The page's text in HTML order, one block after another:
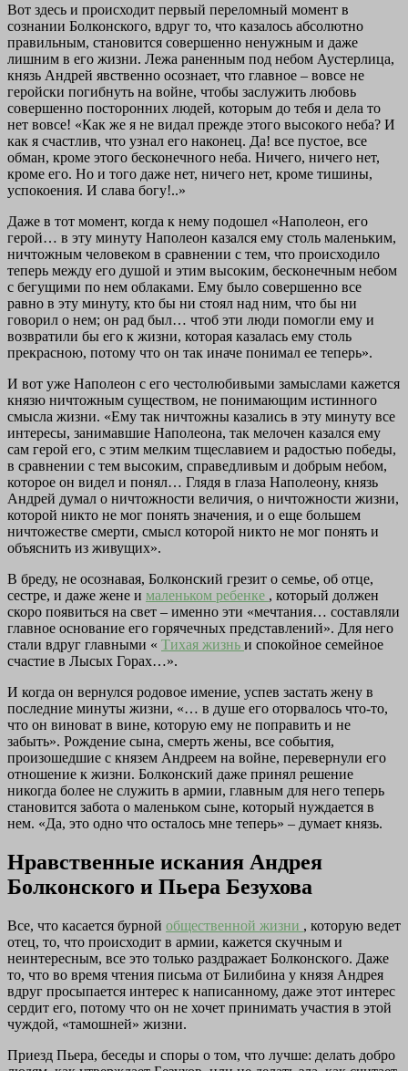
Вот здесь и происходит первый переломный момент в
сознании Болконского, вдруг то, что казалось абсолютно
правильным, становится совершенно ненужным и даже
лишним в его жизни. Лежа раненным под небом Аустерлица,
князь Андрей явственно осознает, что главное – вовсе не
геройски погибнуть на войне, чтобы заслужить любовь
совершенно посторонних людей, которым до тебя и дела то
нет вовсе! «Как же я не видал прежде этого высокого неба? И
как я счастлив, что узнал его наконец. Да! все пустое, все
обман, кроме этого бесконечного неба. Ничего, ничего нет,
кроме его. Но и того даже нет, ничего нет, кроме тишины,
успокоения. И слава богу!..»
Даже в тот момент, когда к нему подошел «Наполеон, его
герой… в эту минуту Наполеон казался ему столь маленьким,
ничтожным человеком в сравнении с тем, что происходило
теперь между его душой и этим высоким, бесконечным небом
с бегущими по нем облаками. Ему было совершенно все
равно в эту минуту, кто бы ни стоял над ним, что бы ни
говорил о нем; он рад был… чтоб эти люди помогли ему и
возвратили бы его к жизни, которая казалась ему столь
прекрасною, потому что он так иначе понимал ее теперь».
И вот уже Наполеон с его честолюбивыми замыслами кажется
князю ничтожным существом, не понимающим истинного
смысла жизни. «Ему так ничтожны казались в эту минуту все
интересы, занимавшие Наполеона, так мелочен казался ему
сам герой его, с этим мелким тщеславием и радостью победы,
в сравнении с тем высоким, справедливым и добрым небом,
которое он видел и понял… Глядя в глаза Наполеону, князь
Андрей думал о ничтожности величия, о ничтожности жизни,
которой никто не мог понять значения, и о еще большем
ничтожестве смерти, смысл которой никто не мог понять и
объяснить из живущих».
В бреду, не осознавая, Болконский грезит о семье, об отце,
сестре, и даже жене и маленьком ребенке , который должен
скоро появиться на свет – именно эти «мечтания… составляли
главное основание его горячечных представлений». Для него
стали вдруг главными « Тихая жизнь и спокойное семейное
счастие в Лысых Горах…».
И когда он вернулся родовое имение, успев застать жену в
последние минуты жизни, «… в душе его оторвалось что-то,
что он виноват в вине, которую ему не поправить и не
забыть». Рождение сына, смерть жены, все события,
произошедшие с князем Андреем на войне, перевернули его
отношение к жизни. Болконский даже принял решение
никогда более не служить в армии, главным для него теперь
становится забота о маленьком сыне, который нуждается в
нем. «Да, это одно что осталось мне теперь» – думает князь.
Нравственные искания Андрея
Болконского и Пьера Безухова
Все, что касается бурной общественной жизни , которую ведет
отец, то, что происходит в армии, кажется скучным и
неинтересным, все это только раздражает Болконского. Даже
то, что во время чтения письма от Билибина у князя Андрея
вдруг просыпается интерес к написанному, даже этот интерес
сердит его, потому что он не хочет принимать участия в этой
чуждой, «тамошней» жизни.
Приезд Пьера, беседы и споры о том, что лучше: делать добро